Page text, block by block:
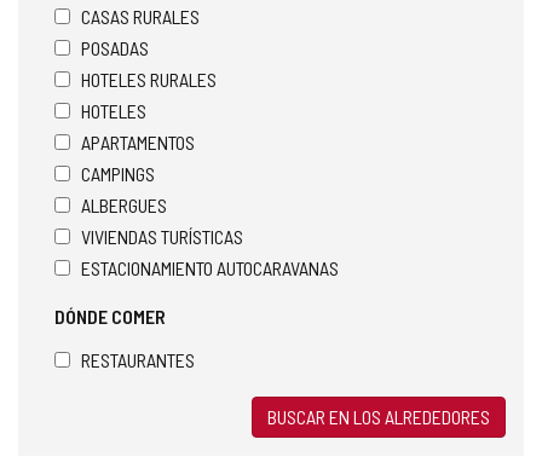
CASAS RURALES
POSADAS
HOTELES RURALES
HOTELES
APARTAMENTOS
CAMPINGS
ALBERGUES
VIVIENDAS TURÍSTICAS
ESTACIONAMIENTO AUTOCARAVANAS
DÓNDE COMER
RESTAURANTES
BUSCAR EN LOS ALREDEDORES